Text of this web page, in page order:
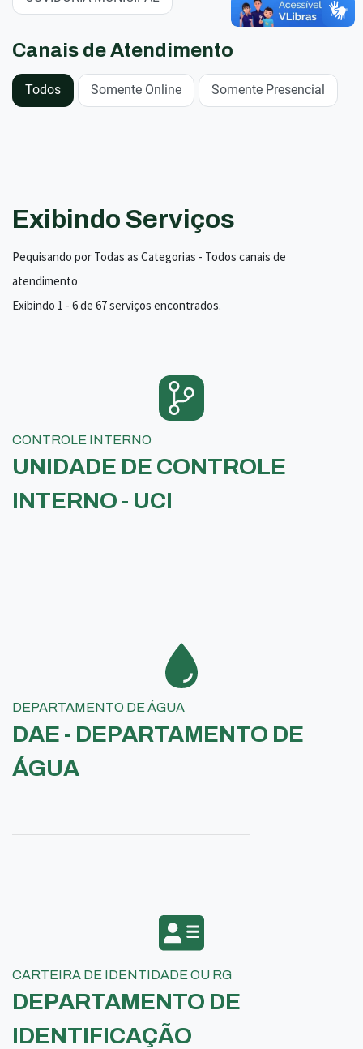
Canais de Atendimento
Todos Somente Online Somente Presencial
Exibindo Serviços
Pequisando por Todas as Categorias - Todos canais de
atendimento
Exibindo 1 - 6 de 67 serviços encontrados.
CONTROLE INTERNO
UNIDADE DE CONTROLE
INTERNO - UCI
DEPARTAMENTO DE ÁGUA
DAE - DEPARTAMENTO DE
ÁGUA
CARTEIRA DE IDENTIDADE OU RG
DEPARTAMENTO DE
IDENTIFICAÇÃO